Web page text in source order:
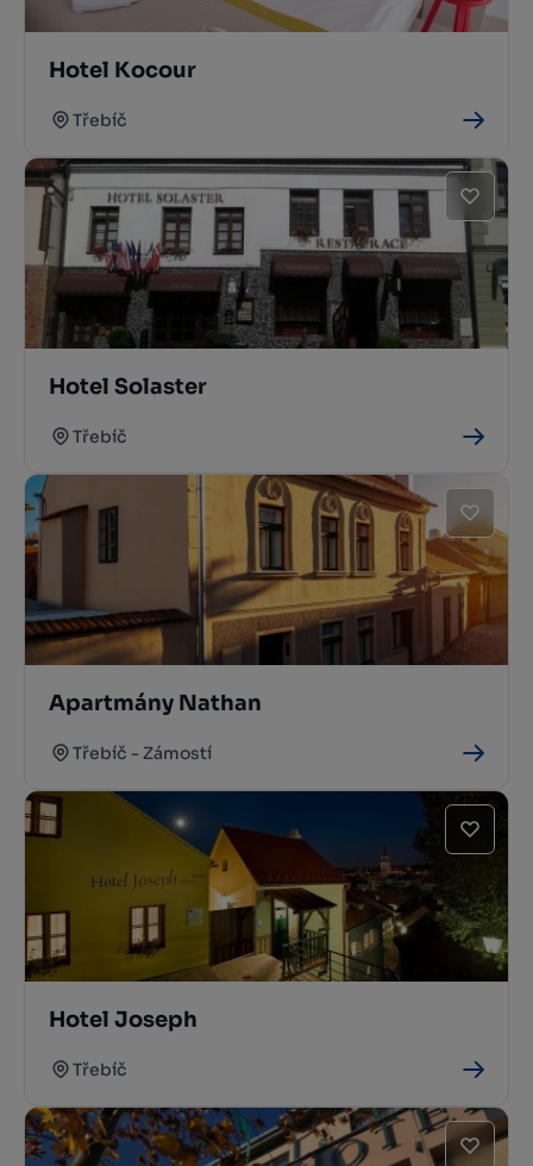
Hotel Kocour
Třebíč
Hotel Solaster
Třebíč
Apartmány Nathan
Třebíč - Zámostí
Hotel Joseph
Třebíč